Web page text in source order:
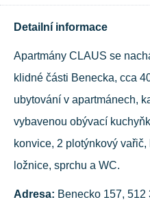
Detailní informace
Apartmány CLAUS se
klidné části Benecka, cca
ubytování v apartmánech,
vybavenou obývací
konvice, 2 plotýnkový
ložnice, sprchu a WC.
Adresa: Benecko 157, 512